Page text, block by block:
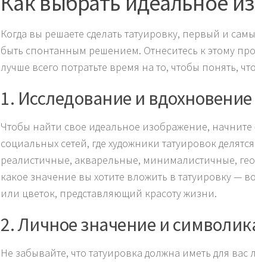
Когда вы решаете сделать татуировку, первый и
быть спонтанным решением. Отнеситесь к этому
лучше всего потратьте время на то, чтобы понять,
1. Исследование и вдохновение
Чтобы найти свое идеальное изображение,
социальных сетей, где художники татуировок
реалистичные, акварельные, минималистичные,
какое значение вы хотите вложить в татуировку —
или цветок, представляющий красоту жизни.
2. Личное значение и
Не забывайте, что татуировка должна иметь для